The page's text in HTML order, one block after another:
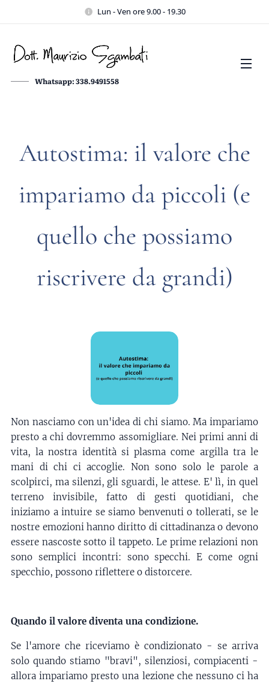
Lun - Ven ore 9.00 - 19.30
Whatsapp: 338.9491558
Autostima: il valore che
impariamo da piccoli (e
quello che possiamo
riscrivere da grandi)
Non nasciamo con un'idea di chi siamo. Ma impariamo
presto a chi dovremmo assomigliare. Nei primi anni di
vita, la nostra identità si plasma come argilla tra le
mani di chi ci accoglie. Non sono solo le parole a
scolpirci, ma silenzi, gli sguardi, le attese. E' lì, in quel
terreno invisibile, fatto di gesti quotidiani, che
iniziamo a intuire se siamo benvenuti o tollerati, se le
nostre emozioni hanno diritto di cittadinanza o devono
essere nascoste sotto il tappeto. Le prime relazioni non
sono semplici incontri: sono specchi. E come ogni
specchio, possono riflettere o distorcere.
Quando il valore diventa una condizione.
Se l'amore che riceviamo è condizionato - se arriva
solo quando stiamo "bravi", silenziosi, compiacenti -
allora impariamo presto una lezione che nessuno ci ha